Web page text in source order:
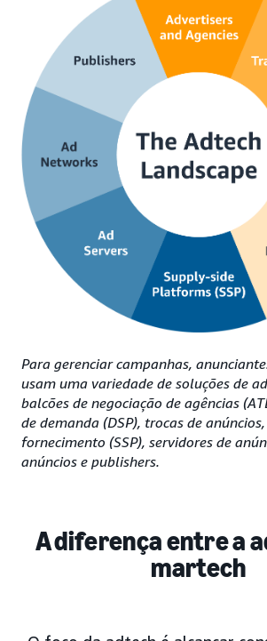
Para gerenciar campanhas,
usam uma variedade de soluções de
balcões de negociação de agências
de demanda (DSP), trocas de
fornecimento (SSP), servidores de
anúncios e publishers.
A diferença entre a
martech